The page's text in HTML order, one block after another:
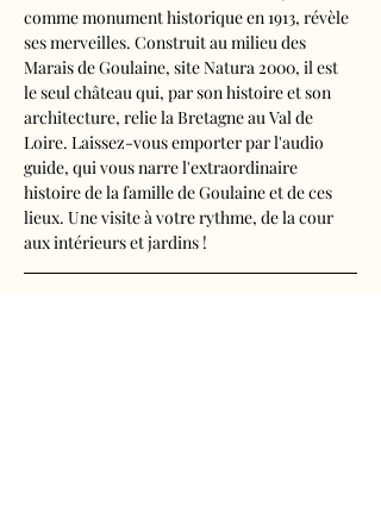
comme monument historique en 1913, révèle
ses merveilles. Construit au milieu des
Marais de Goulaine, site Natura 2000, il est
le seul château qui, par son histoire et son
architecture, relie la Bretagne au Val de
Loire. Laissez-vous emporter par l'audio
guide, qui vous narre l'extraordinaire
histoire de la famille de Goulaine et de ces
lieux. Une visite à votre rythme, de la cour
aux intérieurs et jardins !